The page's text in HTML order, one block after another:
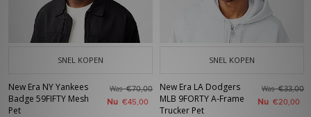
SNEL KOPEN
New Era NY Yankees
Badge 59FIFTY Mesh
Pet
Was€70,00
Nu €45,00
SNEL KOPEN
New Era LA Dodgers
MLB 9FORTY A-Frame
Trucker Pet
Was€33,00
Nu €20,00